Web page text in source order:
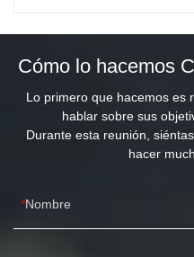
Cómo lo hacemos
Lo primero que hacemos es
hablar sobre sus
Durante esta reunión,
hacer
Nombre